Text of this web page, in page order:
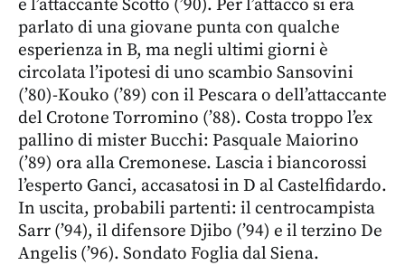
parlato di una giovane punta con qualche
esperienza in B, ma negli ultimi giorni è
circolata l’ipotesi di uno scambio Sansovini
(’80)-Kouko (’89) con il Pescara o dell’attaccante
del Crotone Torromino (’88). Costa troppo l’ex
pallino di mister Bucchi: Pasquale Maiorino
(’89) ora alla Cremonese. Lascia i biancorossi
l’esperto Ganci, accasatosi in D al Castelfidardo.
In uscita, probabili partenti: il centrocampista
Sarr (’94), il difensore Djibo (’94) e il terzino De
Angelis (’96). Sondato Foglia dal Siena.